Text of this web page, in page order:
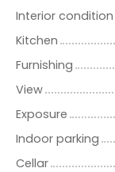
Interior condition
Kitchen
Furnishing
View
Exposure
Indoor parking
Cellar